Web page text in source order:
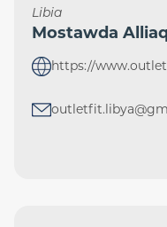
Libia
Mostawda
https://